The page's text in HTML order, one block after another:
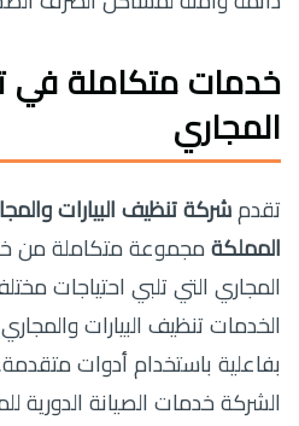
خدمات متكاملة في
المجاري
تقدم شركة تنظيف البيارات
المملكة مجموعة متكاملة من
المجاري التي تلبي احتياجات
الخدمات تنظيف البيارات
بفاعلية باستخدام أدوات
الشركة خدمات الصيانة الدورية